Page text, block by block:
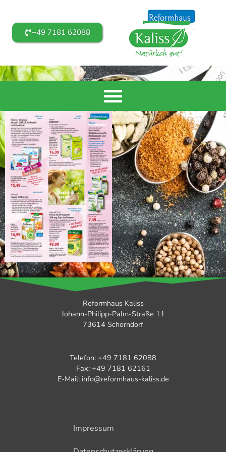
+49 7181 62088
Reformhaus Kaliss
Johann-Philipp-Palm-Straße 11
73614 Schorndorf
Telefon: +49 7181 62088
Fax: +49 7181 62161
E-Mail: info@reformhaus-kaliss.de
Impressum